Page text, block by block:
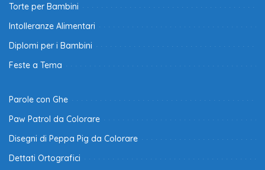
Torte per Bambini
Intolleranze Alimentari
Diplomi per i Bambini
Feste a Tema
Parole con Ghe
Paw Patrol da Colorare
Disegni di Peppa Pig da Colorare
Dettati Ortografici